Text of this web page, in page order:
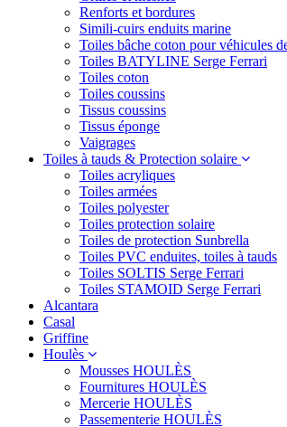
Renforts et bordures
Simili-cuirs enduits marine
Toiles bâche coton pour véhicules
Toiles BATYLINE Serge Ferrari
Toiles coton
Toiles coussins
Tissus coussins
Tissus éponge
Vaigrages
Toiles à tauds & Protection solaire
Toiles acryliques
Toiles armées
Toiles polyester
Toiles protection solaire
Toiles de protection Sunbrella
Toiles PVC enduites, toiles à tauds
Toiles SOLTIS Serge Ferrari
Toiles STAMOID Serge Ferrari
Alcantara
Casal
Griffine
Houlès
Mousses HOULÈS
Fournitures HOULÈS
Mercerie HOULÈS
Passementerie HOULÈS